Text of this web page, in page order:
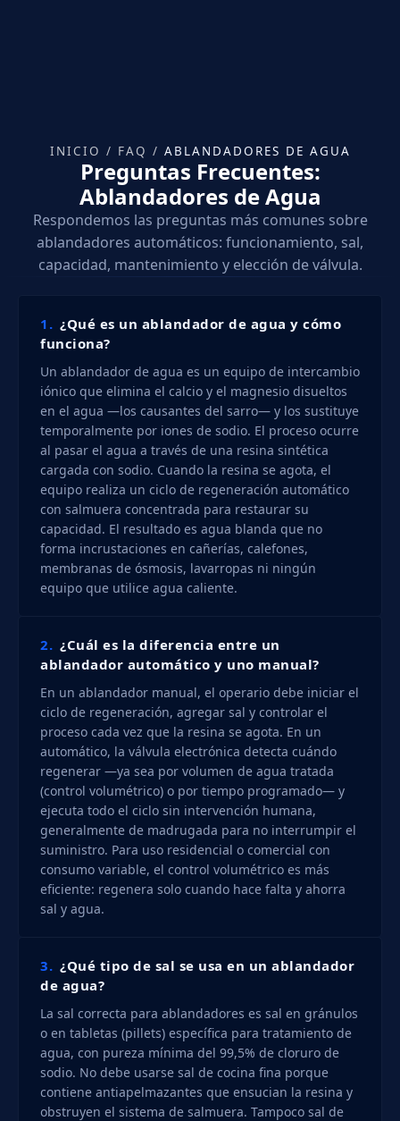
INICIO / FAQ / ABLANDADORES DE AGUA
Preguntas Frecuentes:
Ablandadores de Agua
Respondemos las preguntas más comunes sobre
ablandadores automáticos: funcionamiento, sal,
capacidad, mantenimiento y elección de válvula.
1. ¿Qué es un ablandador de agua y cómo
funciona?
Un ablandador de agua es un equipo de intercambio
iónico que elimina el calcio y el magnesio disueltos
en el agua —los causantes del sarro— y los sustituye
temporalmente por iones de sodio. El proceso ocurre
al pasar el agua a través de una resina sintética
cargada con sodio. Cuando la resina se agota, el
equipo realiza un ciclo de regeneración automático
con salmuera concentrada para restaurar su
capacidad. El resultado es agua blanda que no
forma incrustaciones en cañerías, calefones,
membranas de ósmosis, lavarropas ni ningún
equipo que utilice agua caliente.
2. ¿Cuál es la diferencia entre un
ablandador automático y uno manual?
En un ablandador manual, el operario debe iniciar el
ciclo de regeneración, agregar sal y controlar el
proceso cada vez que la resina se agota. En un
automático, la válvula electrónica detecta cuándo
regenerar —ya sea por volumen de agua tratada
(control volumétrico) o por tiempo programado— y
ejecuta todo el ciclo sin intervención humana,
generalmente de madrugada para no interrumpir el
suministro. Para uso residencial o comercial con
consumo variable, el control volumétrico es más
eficiente: regenera solo cuando hace falta y ahorra
sal y agua.
3. ¿Qué tipo de sal se usa en un ablandador
de agua?
La sal correcta para ablandadores es sal en gránulos
o en tabletas (pillets) específica para tratamiento de
agua, con pureza mínima del 99,5% de cloruro de
sodio. No debe usarse sal de cocina fina porque
contiene antiapelmazantes que ensucian la resina y
obstruyen el sistema de salmuera. Tampoco sal de